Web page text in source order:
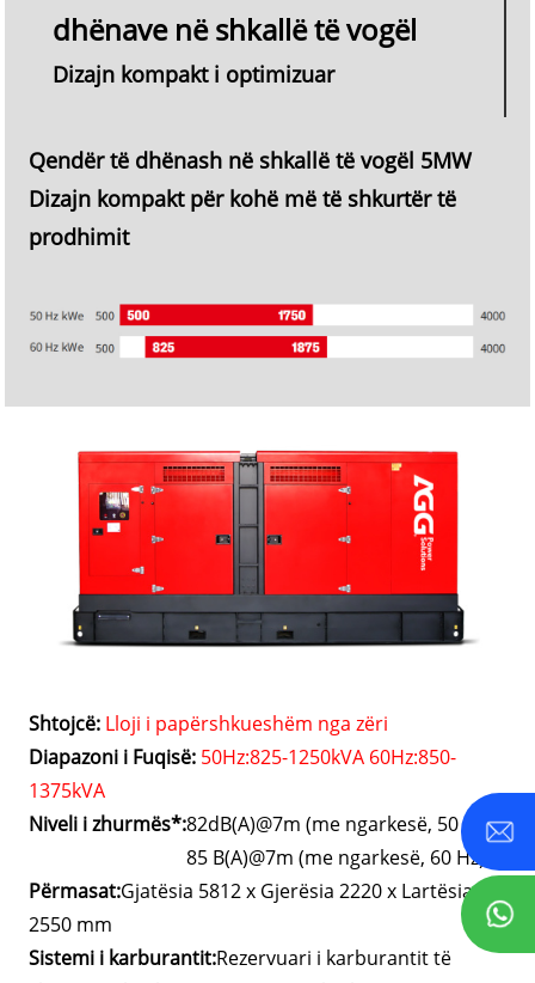
dhënave në shkallë të vogël
Dizajn kompakt i optimizuar
Qendër të dhënash në shkallë të vogël 5MW
Dizajn kompakt për kohë më të shkurtër të
prodhimit
Shtojcë: Lloji i papërshkueshëm nga zëri
Diapazoni i Fuqisë: 50Hz:825-1250kVA 60Hz:850-
1375kVA
Niveli i zhurmës*:82dB(A)@7m (me ngarkesë, 50 Hz),
85 B(A)@7m (me ngarkesë, 60 Hz)
Përmasat:Gjatësia 5812 x Gjerësia 2220 x Lartësia
2550 mm
Sistemi i karburantit:Rezervuari i karburantit të